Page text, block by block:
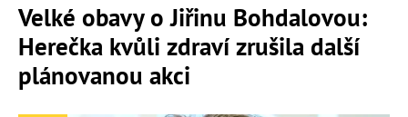
Velké obavy o Jiřinu Bohdalovou:
Herečka kvůli zdraví zrušila další
plánovanou akci